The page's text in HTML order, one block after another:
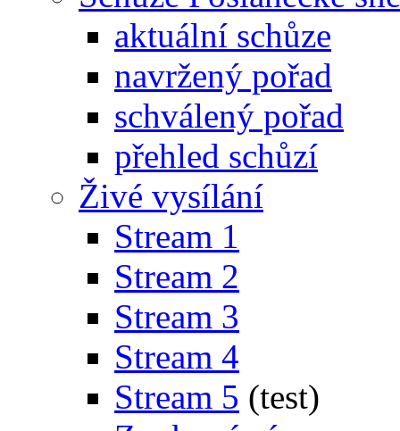
aktuální schůze
navržený pořad
schválený pořad
přehled schůzí
Živé vysílání
Stream 1
Stream 2
Stream 3
Stream 4
Stream 5 (test)